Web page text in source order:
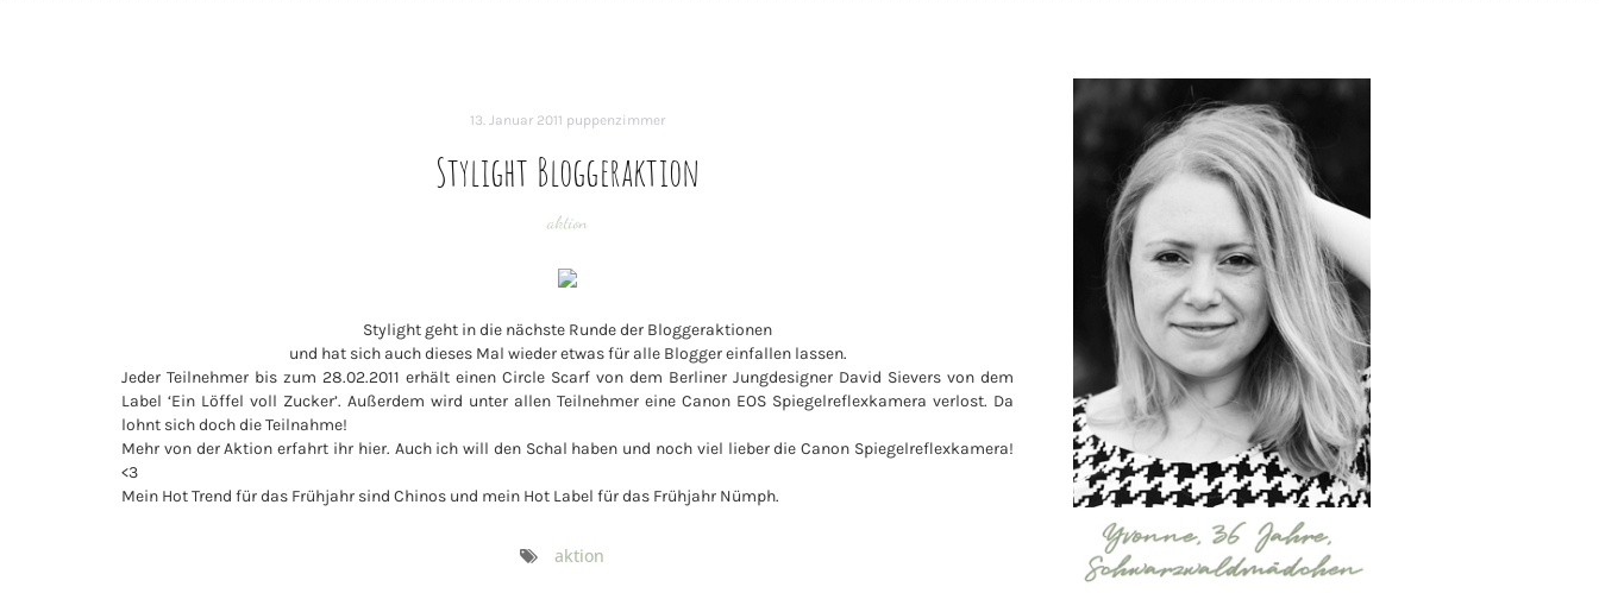
13. Januar 2011 puppenzimmer
Stylight Bloggeraktion
aktion
Stylight geht in die nächste Runde der Bloggeraktionen
und hat sich auch dieses Mal wieder etwas für alle Blogger einfallen lassen.
Jeder Teilnehmer bis zum 28.02.2011 erhält einen Circle Scarf von dem Berliner Jungdesigner David Sievers von dem
Label ‘Ein Löffel voll Zucker’. Außerdem wird unter allen Teilnehmer eine Canon EOS Spiegelreflexkamera verlost. Da
lohnt sich doch die Teilnahme!
Mehr von der Aktion erfahrt ihr hier. Auch ich will den Schal haben und noch viel lieber die Canon Spiegelreflexkamera!
<3
Mein Hot Trend für das Frühjahr sind Chinos und mein Hot Label für das Frühjahr Nümph.
aktion